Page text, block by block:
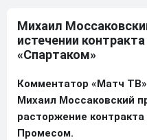
Михаил
истечении
«Спартаком»
Комментатор «Матч ТВ»
Михаил Моссаковский
расторжение
Промесом.